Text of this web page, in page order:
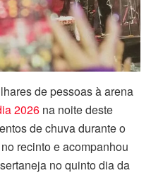
de pessoas à arena
2026 na noite deste
de chuva durante o
recinto e acompanhou
no quinto dia da